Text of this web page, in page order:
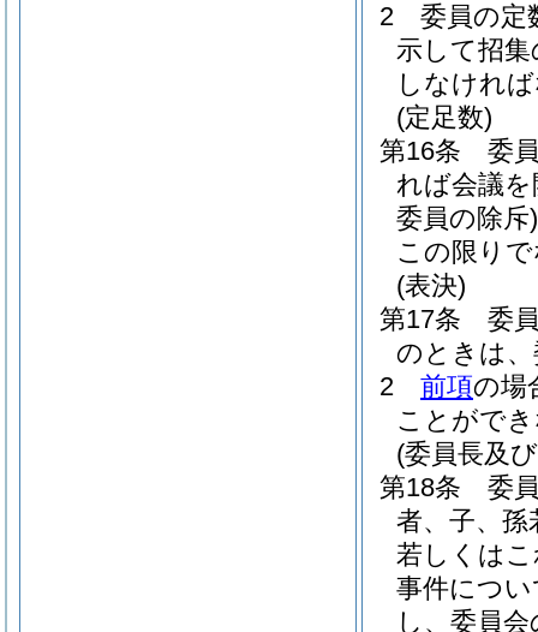
2
委員の定
示して招
しなけれ
(定足数)
第16条
委
れば会議
委員の除斥)
この限り
(表決)
第17条
委
のときは
2
前項の場
ことがで
(委員長及
第18条
委
者、子、
若しくは
事件につ
し、委員